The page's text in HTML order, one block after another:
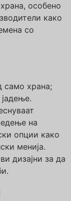
особено
како
со
само храна;
на
опции како
менија.
дизајни за да